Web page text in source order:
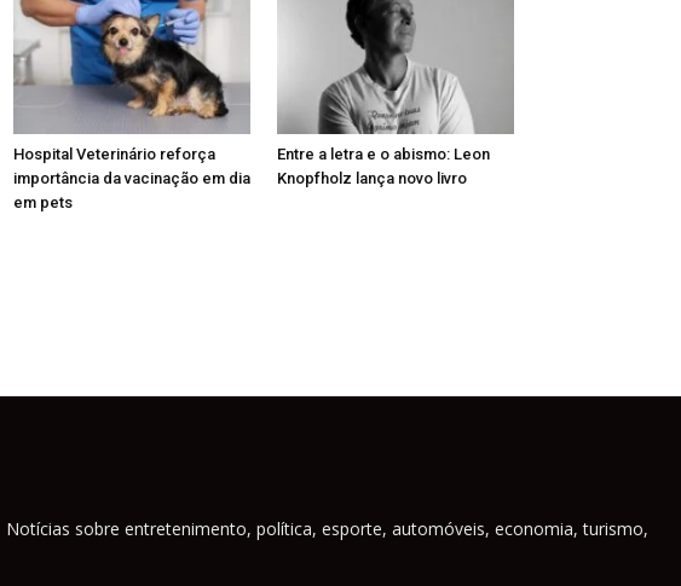
Hospital Veterinário reforça
importância da vacinação em dia
em pets
Entre a letra e o abismo: Leon
Knopfholz lança novo livro
sobre entretenimento, política, esporte, automóveis, economia, turismo,